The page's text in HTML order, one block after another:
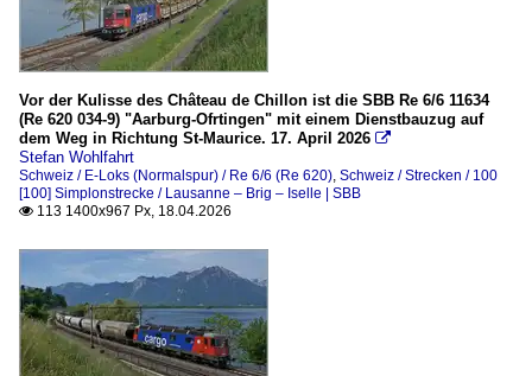
Vor der Kulisse des Château de Chillon ist die SBB Re 6/6 11634
(Re 620 034-9) "Aarburg-Ofrtingen" mit einem Dienstbauzug auf
dem Weg in Richtung St-Maurice. 17. April 2026 
Stefan Wohlfahrt
Schweiz / E-Loks (Normalspur) / Re 6/6 (Re 620), Schweiz / Strecken / 100
[100] Simplonstrecke / Lausanne – Brig – Iselle | SBB
 113 1400x967 Px, 18.04.2026